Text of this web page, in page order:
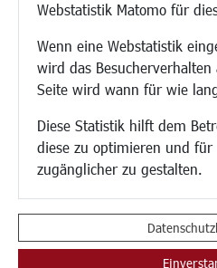
Webstatistik Matomo für
Wenn eine Webstatistik
wird das Besucherverhalten
Seite wird wann für wie
Diese Statistik hilft dem
diese zu optimieren und für
zugänglicher zu gestalten.
Musikschule
Stadtbücherei
Stadtarchiv
Museen
Hotels/Unterkünfte
Gastronomie
Kunstszene
Vereine und Institutionen